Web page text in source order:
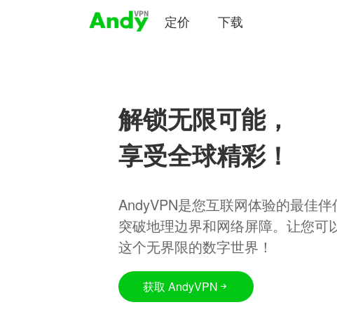
定价 下载
解锁无限可能，
享受全球精彩！
AndyVPN是您互联网体验的最佳
突破地理边界和网络屏障。让您可
这个无界限的数字世界！
获取 AndyVPN